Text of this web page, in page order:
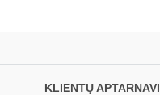
KLIENTŲ